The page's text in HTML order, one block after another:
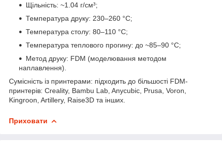
Щільність: ~1.04 г/см³;
Температура друку: 230–260 °C;
Температура столу: 80–110 °C;
Температура теплового прогину: до ~85–90 °C;
Метод друку: FDM (моделювання методом
наплавлення).
Сумісність із принтерами: підходить до більшості FDM-
принтерів: Creality, Bambu Lab, Anycubic, Prusa, Voron,
Kingroon, Artillery, Raise3D та інших.
Приховати